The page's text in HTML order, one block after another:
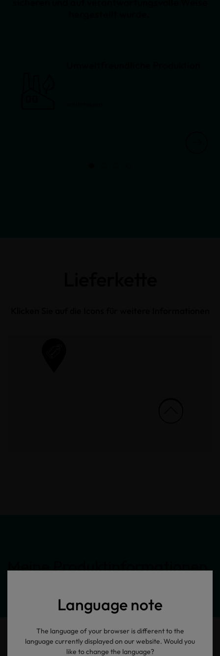
Language note
The language of your browser is different to the
language currently displayed on our website. Would you
like to change the language?
Meine Produktinformationen